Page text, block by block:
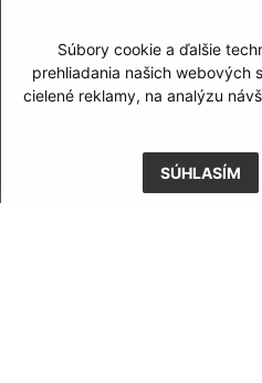
Súbory cookie a ďalšie
prehliadania našich webových
cielené reklamy, na analýzu
SÚHLASÍM